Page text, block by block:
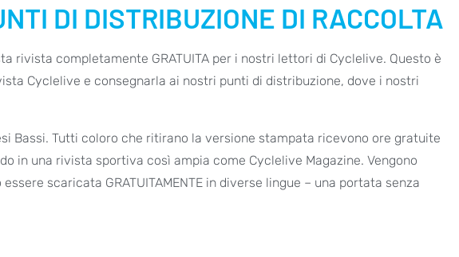
DI DISTRIBUZIONE DI RACCOLTA
rivista completamente GRATUITA per i nostri lettori di Cyclelive. Questo è
Cyclelive e consegnarla ai nostri punti di distribuzione, dove i nostri
Bassi. Tutti coloro che ritirano la versione stampata ricevono ore gratuite
in una rivista sportiva così ampia come Cyclelive Magazine. Vengono
scaricata GRATUITAMENTE in diverse lingue – una portata senza